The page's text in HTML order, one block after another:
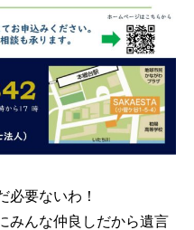
必要ないわ！
みんな仲良しだから遺言